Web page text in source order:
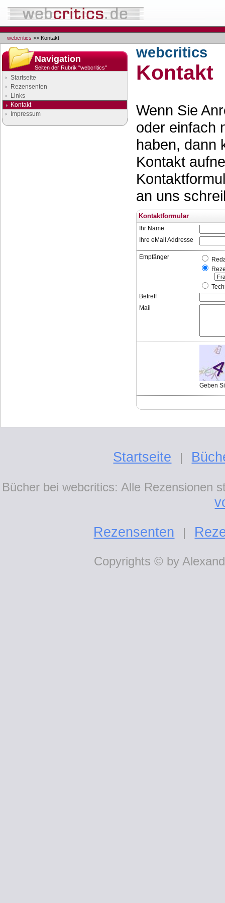
webcritics >> Kontakt
Navigation
Seiten der Rubrik "webcritics"
Startseite
Rezensenten
Links
Kontakt
Impressum
webcritics
Kontakt
Wenn Sie
oder einfach
haben, dann
Kontakt
an uns
Kontaktformular
Ihr Name
Ihre eMail Addresse
Empfänger
Betreff
Mail
Geben
Startseite |
Bücher bei webcritics: Alle Rezensionen
Rezensenten
|
Copyrights © by